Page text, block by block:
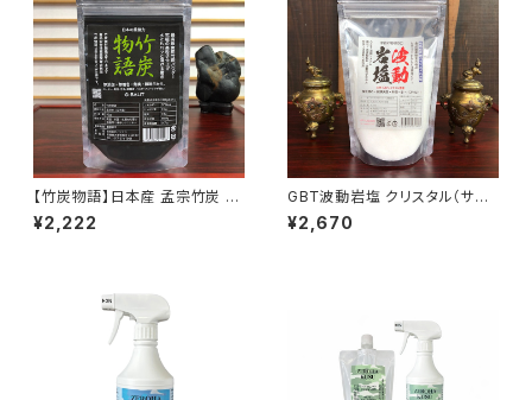
【竹炭物語】日本産 孟宗竹炭 竹
炭パウダー 52g
¥2,222
GBT波動岩塩 クリスタル（サン
ド） 300g 最高級ヒマラヤ岩塩
波動転写
¥2,670